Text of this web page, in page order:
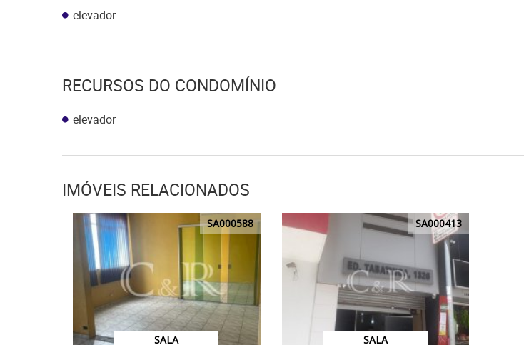
elevador
RECURSOS DO CONDOMÍNIO
elevador
IMÓVEIS RELACIONADOS
SA000588
SALA
SA000413
SALA